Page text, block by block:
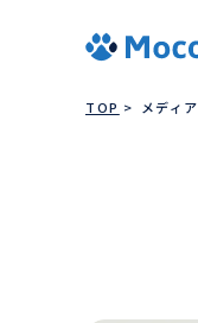
TOP メディア